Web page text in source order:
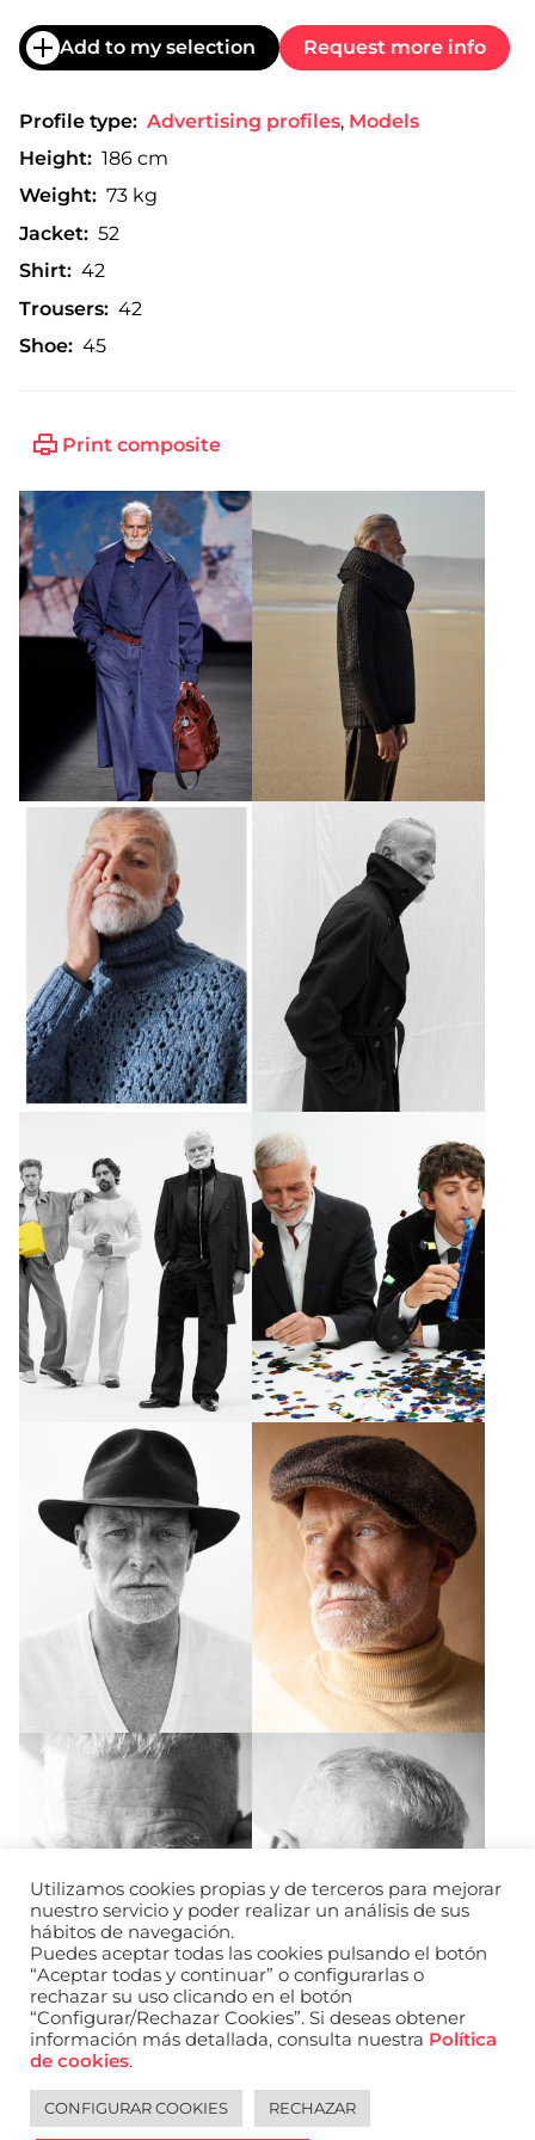
Add to my selection Request more info
Profile type: Advertising profiles, Models
Height: 186 cm
Weight: 73 kg
Jacket: 52
Shirt: 42
Trousers: 42
Shoe: 45
Print composite
Legal notice Español
Utilizamos cookies propias y de terceros para mejorar
nuestro servicio y poder realizar un análisis de sus
hábitos de navegación.
Puedes aceptar todas las cookies pulsando el botón
“Aceptar todas y continuar” o configurarlas o
rechazar su uso clicando en el botón
“Configurar/Rechazar Cookies”. Si deseas obtener
información más detallada, consulta nuestra Política
de cookies.
CONFIGURAR COOKIES RECHAZAR